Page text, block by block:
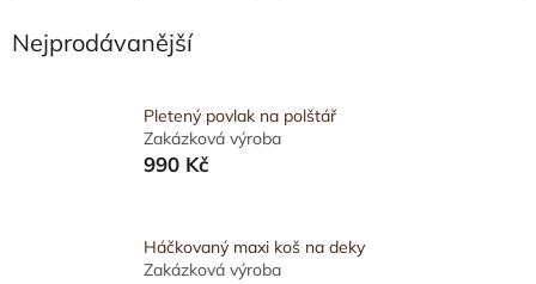
Nejprodávanější
Pletený povlak na polštář
Zakázková výroba
990 Kč
Háčkovaný maxi koš na deky
Zakázková výroba